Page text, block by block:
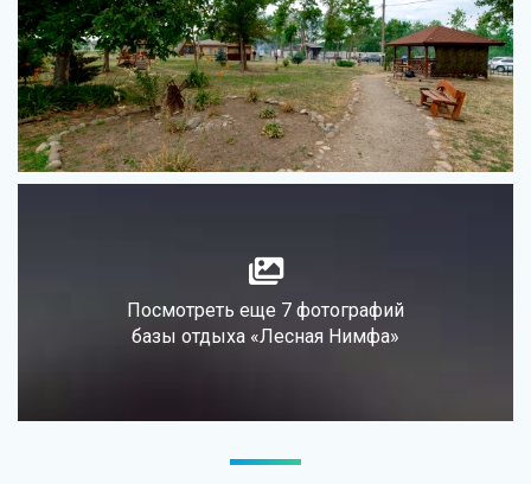
Посмотреть еще 7 фотографий
базы отдыха «Лесная Нимфа»